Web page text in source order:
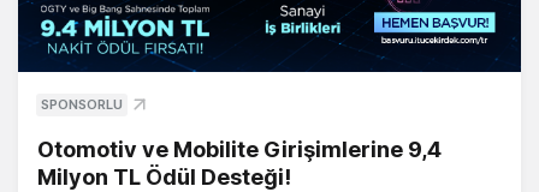
SPONSORLU
Otomotiv ve Mobilite Girişimlerine 9,4
Milyon TL Ödül Desteği!